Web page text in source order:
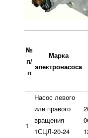
№
п/
п
Марка
электронасоса
1
Насос левого
или правого
вращения
1СЦЛ-20-24